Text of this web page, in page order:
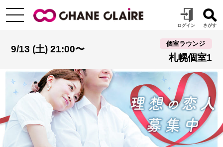
9/13 (土) 21:00〜
個室ラウンジ
札幌個室1